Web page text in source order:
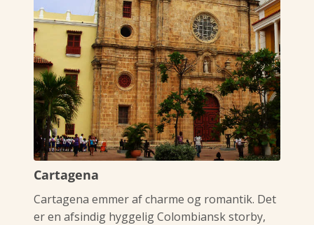
Cartagena
Cartagena emmer af charme og romantik. Det
er en afsindig hyggelig Colombiansk storby,